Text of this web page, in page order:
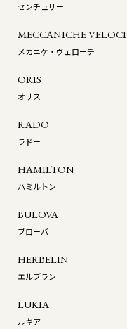
センチュリー
MECCANICHE VELOCI
メカニケ・ヴェローチ
ORIS
オリス
RADO
ラドー
HAMILTON
ハミルトン
BULOVA
ブローバ
HERBELIN
エルブラン
LUKIA
ルキア